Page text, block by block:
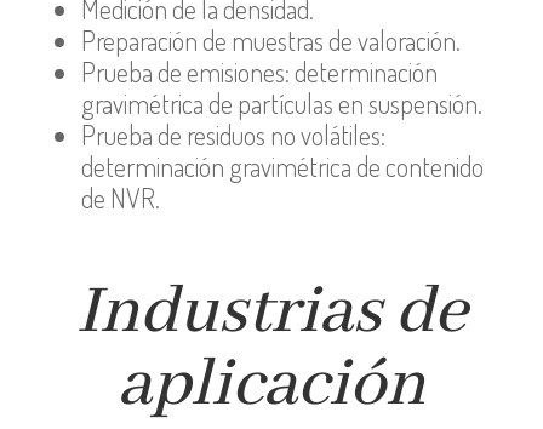
Medición de la densidad.
Preparación de muestras de valoración.
Prueba de emisiones: determinación
gravimétrica de partículas en suspensión.
Prueba de residuos no volátiles:
determinación gravimétrica de contenido
de NVR.
Industrias de
aplicación